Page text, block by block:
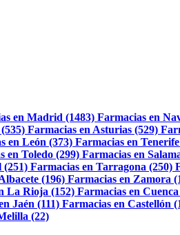
en Madrid (1483) Farmacias en
Farmacias en Asturias (529)
en León (373) Farmacias en
en Toledo (299) Farmacias en
(251) Farmacias en Tarragona (250)
(196) Farmacias en Zamora
La Rioja (152) Farmacias en
Jaén (111) Farmacias en Castellón
(22)